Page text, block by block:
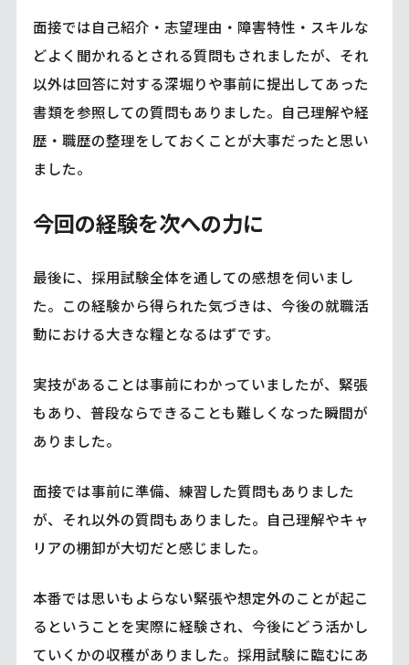
面接では自己紹介・志望理由・障害特性・スキルな
どよく聞かれるとされる質問もされましたが、それ
以外は回答に対する深堀りや事前に提出してあった
書類を参照しての質問もありました。自己理解や経
歴・職歴の整理をしておくことが大事だったと思い
ました。
今回の経験を次への力に
最後に、採用試験全体を通しての感想を伺いまし
た。この経験から得られた気づきは、今後の就職活
動における大きな糧となるはずです。
実技があることは事前にわかっていましたが、緊張
もあり、普段ならできることも難しくなった瞬間が
ありました。
面接では事前に準備、練習した質問もありました
が、それ以外の質問もありました。自己理解やキャ
リアの棚卸が大切だと感じました。
本番では思いもよらない緊張や想定外のことが起こ
るということを実際に経験され、今後にどう活かし
ていくかの収穫がありました。採用試験に臨むにあ